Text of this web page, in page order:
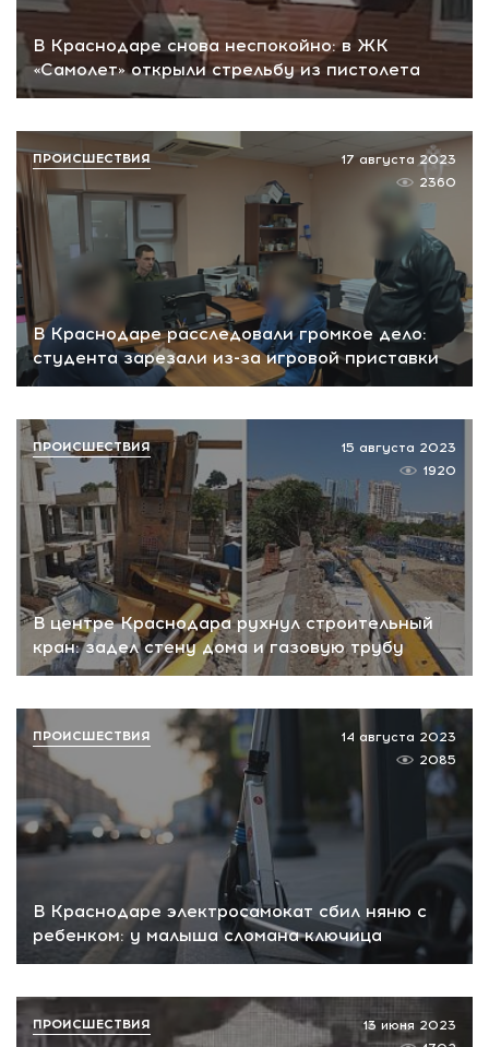
В Краснодаре снова неспокойно: в ЖК
«Самолет» открыли стрельбу из пистолета
В Краснодаре расследовали громкое дело:
студента зарезали из-за игровой приставки
17 августа 2023
2360
ПРОИСШЕСТВИЯ
В центре Краснодара рухнул строительный
кран: задел стену дома и газовую трубу
15 августа 2023
1920
ПРОИСШЕСТВИЯ
В Краснодаре электросамокат сбил няню с
ребенком: у малыша сломана ключица
14 августа 2023
2085
ПРОИСШЕСТВИЯ
13 июня 2023
ПРОИСШЕСТВИЯ